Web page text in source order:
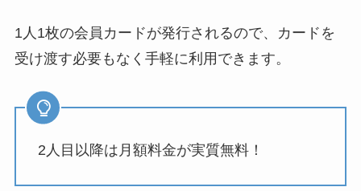
1人1枚の会員カードが発行されるので、カードを
受け渡す必要もなく手軽に利用できます。
2人目以降は月額料金が実質無料！